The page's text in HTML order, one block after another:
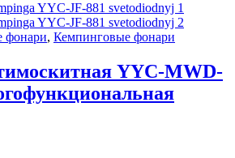
фонари, Кемпинговые фонари
YYC-MWD-